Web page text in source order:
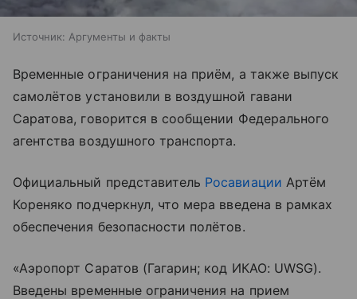
Источник: Аргументы и факты
Временные ограничения на приём, а также выпуск
самолётов установили в воздушной гавани
Саратова, говорится в сообщении Федерального
агентства воздушного транспорта.
Официальный представитель Росавиации Артём
Кореняко подчеркнул, что мера введена в рамках
обеспечения безопасности полётов.
«Аэропорт Саратов (Гагарин; код ИКАО: UWSG).
Введены временные ограничения на прием